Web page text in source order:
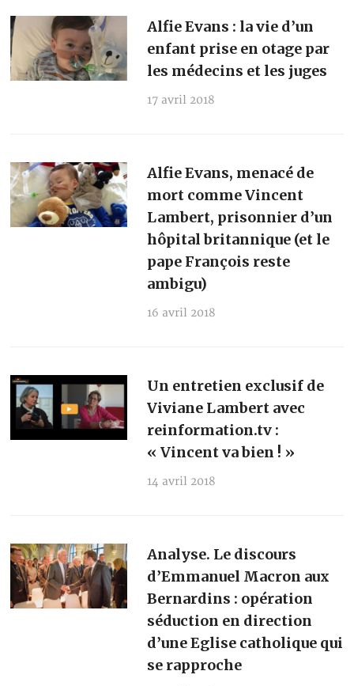
Alfie Evans : la vie d’un
enfant prise en otage par
les médecins et les juges
17 avril 2018
Alfie Evans, menacé de
mort comme Vincent
Lambert, prisonnier d’un
hôpital britannique (et le
pape François reste
ambigu)
16 avril 2018
Un entretien exclusif de
Viviane Lambert avec
reinformation.tv :
« Vincent va bien ! »
14 avril 2018
Analyse. Le discours
d’Emmanuel Macron aux
Bernardins : opération
séduction en direction
d’une Eglise catholique qui
se rapproche